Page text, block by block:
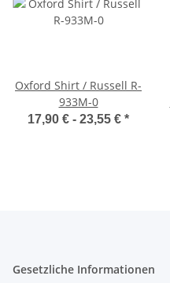
Oxford Shirt / Russell R-
933M-0
17,90 € - 23,55 € *
Gesetzliche Informationen